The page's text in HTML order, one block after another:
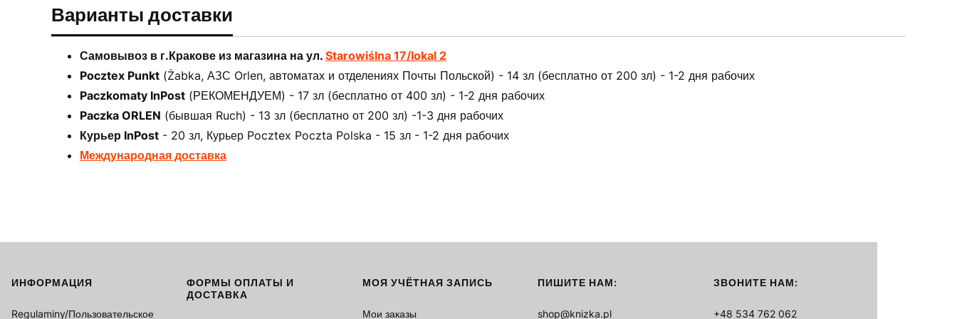
Варианты доставки
Самовывоз в г.Кракове из магазина на ул. Starowiślna 17/lokal 2
Pocztex Punkt (Żabka, АЗС Orlen, автоматах и отделениях Почты Польской) - 14 зл (бесплатно от 200 зл) - 1-2 дня рабочих
Paczkomaty InPost (РЕКОМЕНДУЕМ) - 17 зл (бесплатно от 400 зл) - 1-2 дня рабочих
Paczka ORLEN (бывшая Ruch) - 13 зл (бесплатно от 200 зл) -1-3 дня рабочих
Курьер InPost - 20 зл, Курьер Pocztex Poczta Polska - 15 зл - 1-2 дня рабочих
Международная доставка
Footer menu
ИНФОРМАЦИЯ
Regulaminy/Пользовательское
ФОРМЫ ОПЛАТЫ И
ДОСТАВКА
МОЯ УЧЁТНАЯ ЗАПИСЬ
Мои заказы
ПИШИТЕ НАМ:
shop@knizka.pl
ЗВОНИТЕ НАМ:
+48 534 762 062